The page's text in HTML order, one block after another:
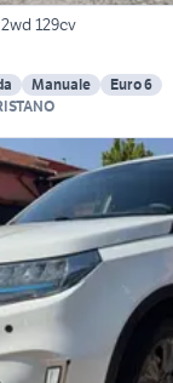
129cv
Manuale
Euro 6